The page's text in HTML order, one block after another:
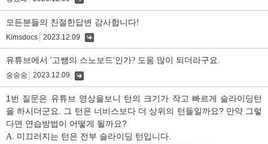
모든분들의 친절한답변 감사합니다!
Kimsdocs 2023.12.09
유튜브에서 '고쌤의 스노보드'인가? 도움 많이 되더라구요.
숭숭숭 2023.12.09
1번 질문은 유튜브 영상을보니 턴의 크기가 작고 빠르게 슬라이딩턴
을 하시더군요. 그 턴은 너비스보다 더 상위의 턴들일까요? 만약 그렇
다면 연습방법이 어떻게 될까요?
A. 미끄러지는 턴은 전부 슬라이딩 턴입니다.